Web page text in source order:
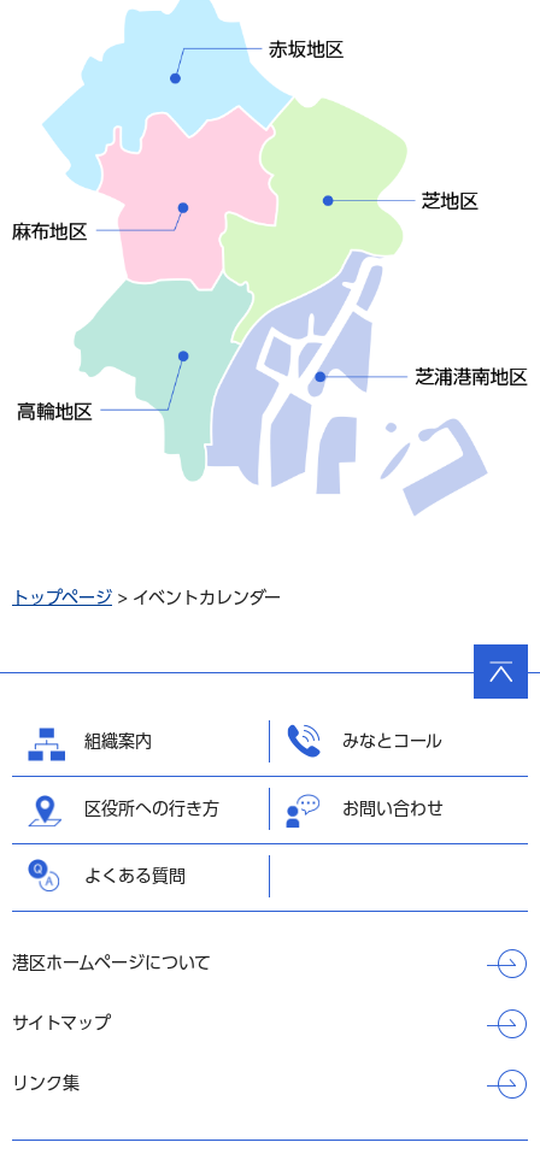
トップページ > イベントカレンダー
組織案内 みなとコール
区役所への行き方 お問い合わせ
よくある質問
港区ホームページについて
サイトマップ
リンク集
ページ
の先頭